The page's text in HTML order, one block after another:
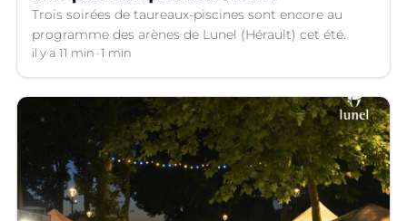
Trois soirées de taureaux-piscines sont encore au
programme des arènes de Lunel (Hérault) cet été.
il y a 11 min 1 min